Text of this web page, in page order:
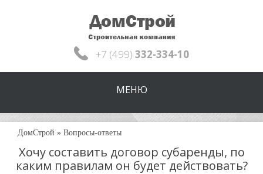
+7 (499) 332-334-10
МЕНЮ
ДомСтрой » Вопросы-ответы
Хочу составить договор субаренды, по
каким правилам он будет действовать?